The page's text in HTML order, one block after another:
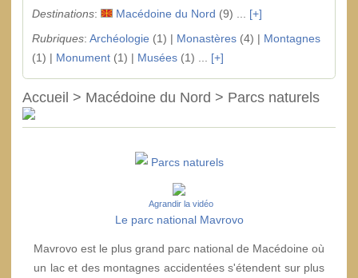
Destinations: Macédoine du Nord (9) ... [+]
Rubriques: Archéologie (1) | Monastères(4) | Montagnes
(1) | Monument(1) | Musées(1) ... [+]
Accueil > Macédoine du Nord > Parcs naturels
Parcs naturels
Agrandir la vidéo
Le parc national Mavrovo
Mavrovo est le plus grand parc national de Macédoine où
un lac et des montagnes accidentées s'étendent sur plus